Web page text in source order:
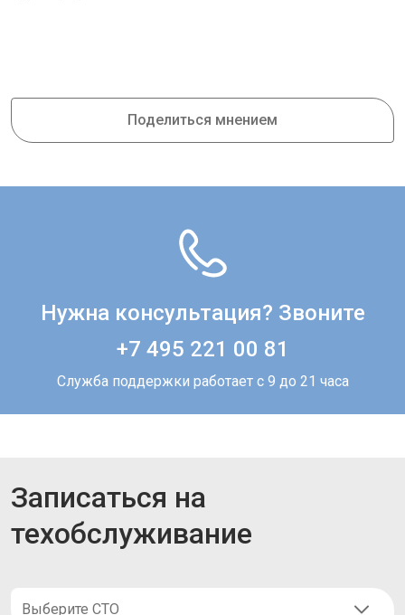
Поделиться мнением
Нужна консультация? Звоните
+7 495 221 00 81
Служба поддержки работает с 9 до 21 часа
Записаться на
техобслуживание